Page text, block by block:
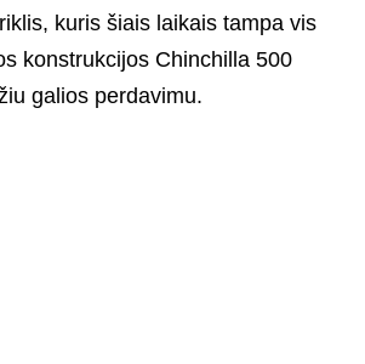
kuris šiais laikais tampa vis
konstrukcijos Chinchilla 500
galios perdavimu.